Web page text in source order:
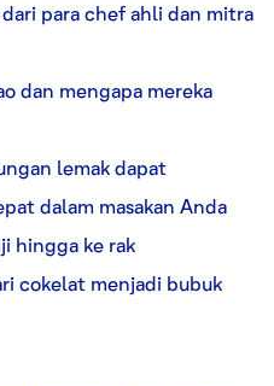
para chef ahli dan mitra
dan mengapa mereka
lemak dapat
dalam masakan Anda
hingga ke rak
cokelat menjadi bubuk